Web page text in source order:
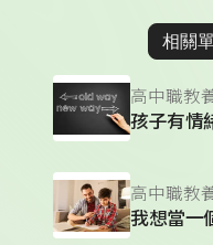
相關
高中職教
孩子有情
高中職教
我想當一